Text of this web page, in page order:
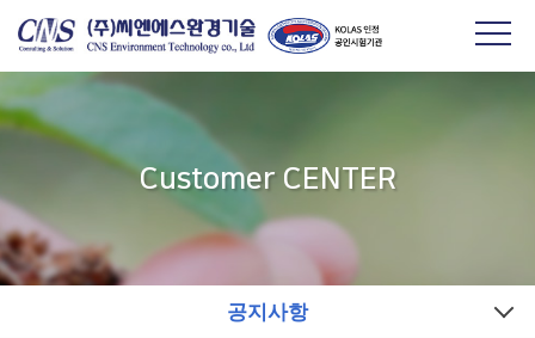
Customer CENTER
공지사항